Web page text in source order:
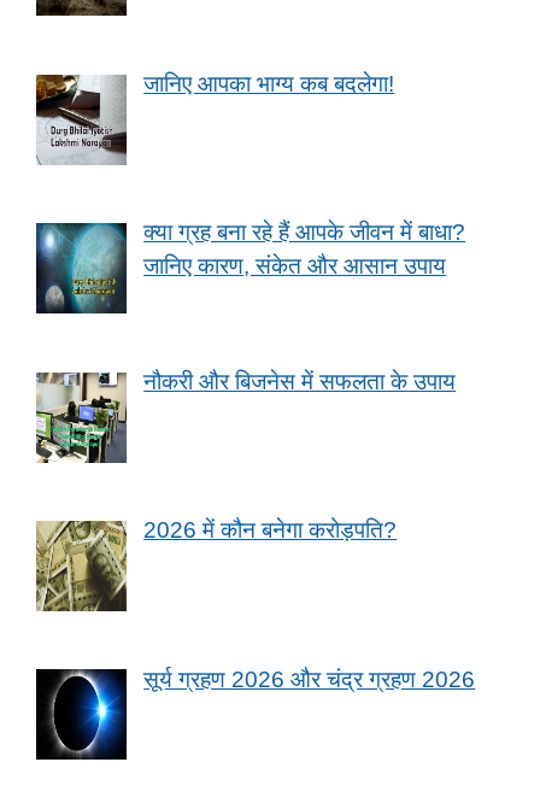
जानिए आपका भाग्य कब बदलेगा!
क्या ग्रह बना रहे हैं आपके जीवन में बाधा?
जानिए कारण, संकेत और आसान उपाय
नौकरी और बिजनेस में सफलता के उपाय
2026 में कौन बनेगा करोड़पति?
सूर्य ग्रहण 2026 और चंद्र ग्रहण 2026